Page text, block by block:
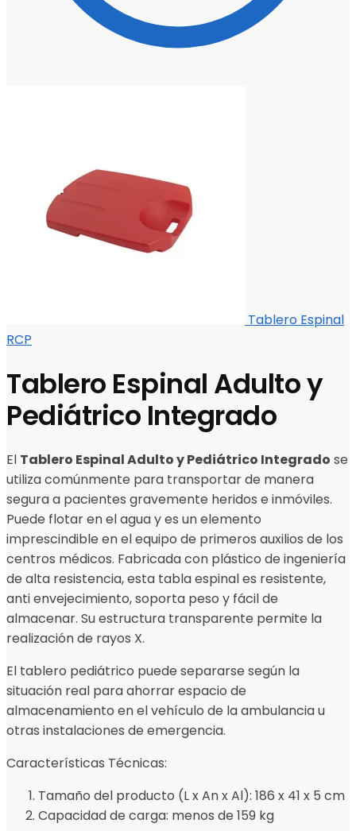
Tablero Espinal
RCP
Tablero Espinal Adulto y
Pediátrico Integrado
El Tablero Espinal Adulto y Pediátrico Integrado se
utiliza comúnmente para transportar de manera
segura a pacientes gravemente heridos e inmóviles.
Puede flotar en el agua y es un elemento
imprescindible en el equipo de primeros auxilios de los
centros médicos. Fabricada con plástico de ingeniería
de alta resistencia, esta tabla espinal es resistente,
anti envejecimiento, soporta peso y fácil de
almacenar. Su estructura transparente permite la
realización de rayos X.
El tablero pediátrico puede separarse según la
situación real para ahorrar espacio de
almacenamiento en el vehículo de la ambulancia u
otras instalaciones de emergencia.
Características Técnicas:
Tamaño del producto (L x An x Al): 186 x 41 x 5 cm
Capacidad de carga: menos de 159 kg